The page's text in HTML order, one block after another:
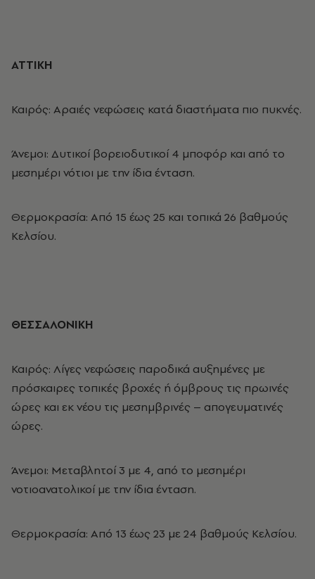
ΑΤΤΙΚΗ
Καιρός: Αραιές νεφώσεις κατά διαστήματα πιο πυκνές.
Άνεμοι: Δυτικοί βορειοδυτικοί 4 μποφόρ και από το
μεσημέρι νότιοι με την ίδια ένταση.
Θερμοκρασία: Από 15 έως 25 και τοπικά 26 βαθμούς
Κελσίου.
ΘΕΣΣΑΛΟΝΙΚΗ
Καιρός: Λίγες νεφώσεις παροδικά αυξημένες με
πρόσκαιρες τοπικές βροχές ή όμβρους τις πρωινές
ώρες και εκ νέου τις μεσημβρινές – απογευματινές
ώρες.
Άνεμοι: Μεταβλητοί 3 με 4, από το μεσημέρι
νοτιοανατολικοί με την ίδια ένταση.
Θερμοκρασία: Από 13 έως 23 με 24 βαθμούς Κελσίου.